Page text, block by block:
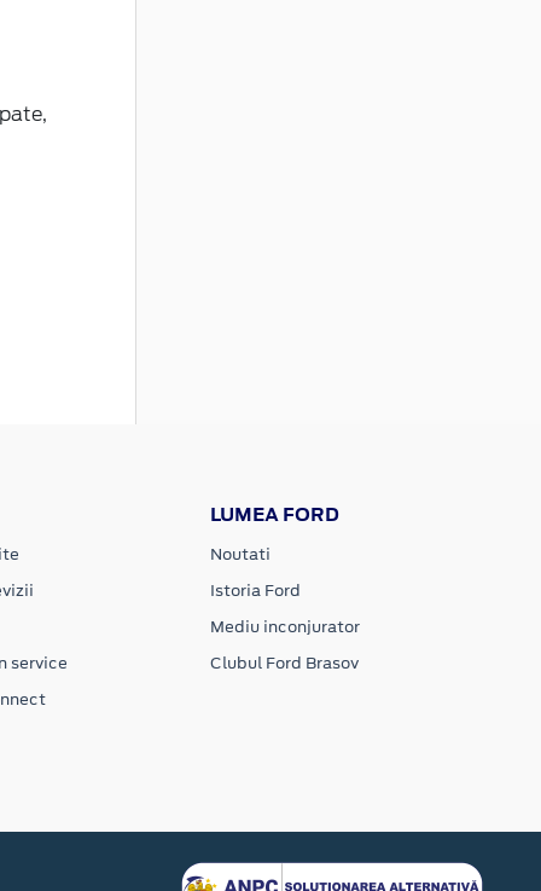
service
LUMEA FORD
Noutati
Istoria Ford
Mediu inconjurator
Clubul Ford Brasov